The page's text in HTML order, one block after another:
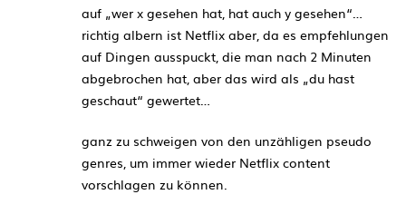
auf „wer x gesehen hat, hat auch y gesehen“…
richtig albern ist Netflix aber, da es empfehlungen
auf Dingen ausspuckt, die man nach 2 Minuten
abgebrochen hat, aber das wird als „du hast
geschaut“ gewertet…
ganz zu schweigen von den unzähligen pseudo
genres, um immer wieder Netflix content
vorschlagen zu können.